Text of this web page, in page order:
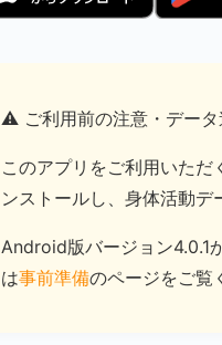
⚠️ ご利用前の注意・データ
このアプリをご利用いただ
ンストールし、身体活動デ
Android版バージョン4.0.1
は事前準備のページをご覧